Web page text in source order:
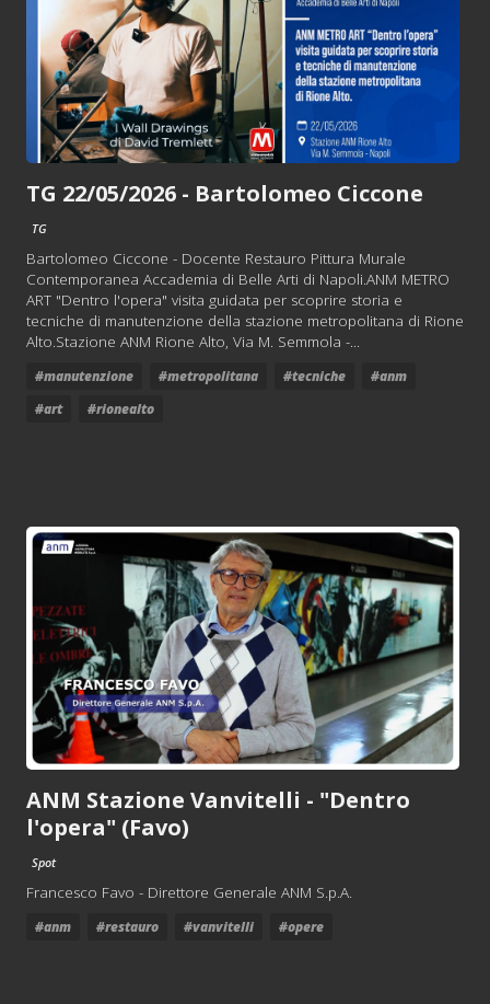
TG 22/05/2026 - Bartolomeo Ciccone
TG
Bartolomeo Ciccone - Docente Restauro Pittura Murale
Contemporanea Accademia di Belle Arti di Napoli.ANM METRO
ART "Dentro l'opera" visita guidata per scoprire storia e
tecniche di manutenzione della stazione metropolitana di Rione
Alto.Stazione ANM Rione Alto, Via M. Semmola -...
#manutenzione #metropolitana #tecniche
#anm
#art
#rionealto
ANM Stazione Vanvitelli - "Dentro
l'opera" (Favo)
Spot
Francesco Favo - Direttore Generale ANM S.p.A.
#anm #restauro #vanvitelli #opere